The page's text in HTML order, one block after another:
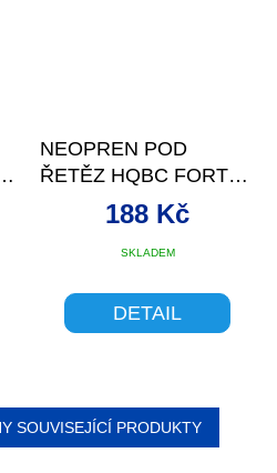
NEOPREN POD
ŘETĚZ HQBC FORTE
ČERNÝ
SKLADEM
188 Kč
DETAIL
SOUVISEJÍCÍ PRODUKTY